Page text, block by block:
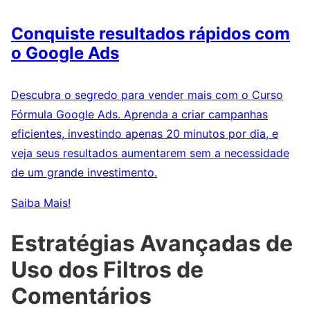
Conquiste resultados rápidos com
o Google Ads
Descubra o segredo para vender mais com o Curso
Fórmula Google Ads. Aprenda a criar campanhas
eficientes, investindo apenas 20 minutos por dia, e
veja seus resultados aumentarem sem a necessidade
de um grande investimento.
Saiba Mais!
Estratégias Avançadas de
Uso dos Filtros de
Comentários